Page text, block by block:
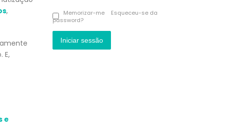
,
E,
e
Memorizar-me
Esqueceu-se da
password?
Iniciar sessão